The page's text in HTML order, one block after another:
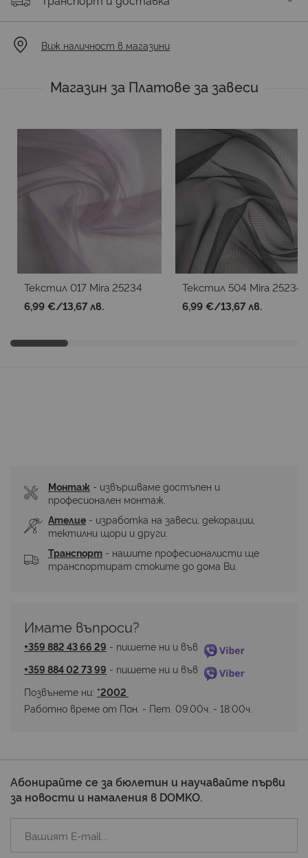
Виж наличност в магазини
Магазин за Платове за завеси
Текстил 017 Mira 25234
6,99 €/13,67 лв.
Текстил 504 Mira 25234
6,99 €/13,67 лв.
Монтаж - извършваме достъпен и
професионален монтаж.
Ателие - изработка на завеси, декорации,
тектилни щори и други.
Транспорт - нашите професионалисти ще
транспортират стоките до дома Ви.
Имате въпроси?
+359 882 43 66 29 - пишете ни и във
+359 884 02 73 99 - пишете ни и във
Позвънете ни: *2002
Работно време от Пон. - Пет. 09:00ч. - 18:00ч.
Абонирайте се за бюлетин и научавайте първи
за новости и намаления в DOMKO.